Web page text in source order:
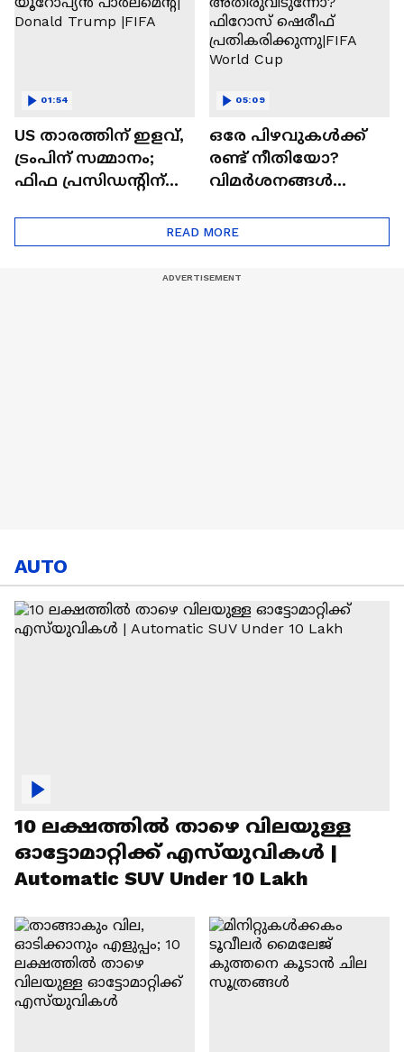
കുറയ്ക്കും'
US താരത്തിന് ഇളവ്,
ട്രംപിന് സമ്മാനം;
ഫിഫ പ്രസിഡന്റിന്
പാർലമെന്റ്| Donald
Trump |FIFA
01:54
ഒരേ പിഴവുകൾക്ക്
രണ്ട് നീതിയോ?
വിമർശനങ്ങൾ
ഫിറോസ് ഷെരീഫ്
പ്രതികരിക്കുന്നു|FIFA
05:09
READ MORE
AUTO
10 ലക്ഷത്തിൽ താഴെ വിലയുള്ള
ഓട്ടോമാറ്റിക്ക് എസ്‍യുവികൾ |
Automatic SUV Under 10 Lakh